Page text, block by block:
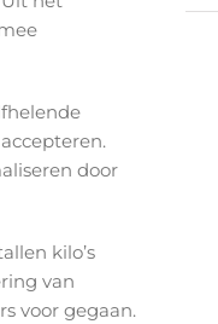
door
kilo’s
van
voor gegaan.